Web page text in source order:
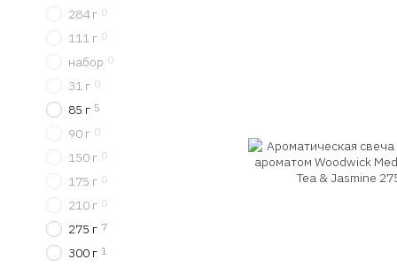
284 г 0
111 г 0
набор 0
31 г 0
85 г 5
90 г 0
150 г 0
175 г 0
210 г 0
275 г 7
300 г 1